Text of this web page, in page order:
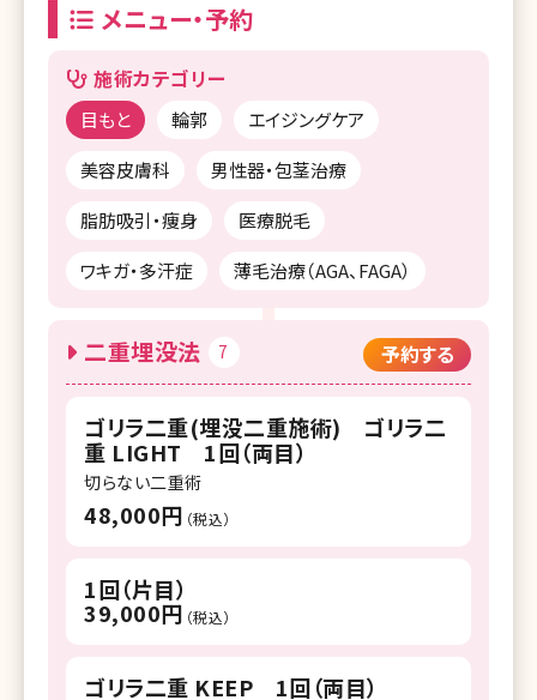
メニュー・予約
施術カテゴリー
目もと 輪郭
エイジングケア
美容皮膚科
男性器・包茎治療
脂肪吸引・痩身
医療脱毛
ワキガ・多汗症
薄毛治療（AGA、FAGA）
二重埋没法 7 予約する
ゴリラ二重(埋没二重施術) ゴリラ二
重 LIGHT 1回（両目）
切らない二重術
48,000円 （税込）
1回（片目）
39,000円 （税込）
ゴリラ二重 KEEP 1回（両目）